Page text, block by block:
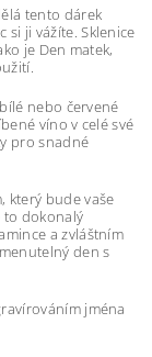
tento dárek
si ji vážíte. Sklenice
je Den matek,
nebo červené
víno v celé své
pro snadné
který bude vaše
to dokonalý
a zvláštním
den s
jména